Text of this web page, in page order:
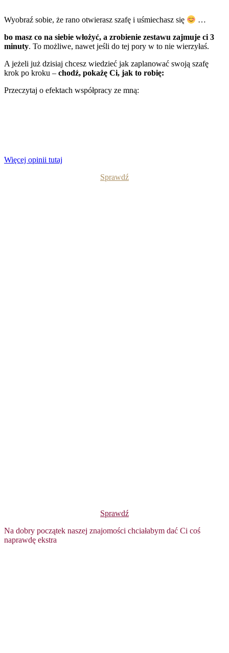
Wyobraź sobie, że rano otwierasz szafę i uśmiechasz się
…
bo masz co na siebie włożyć, a zrobienie zestawu zajmuje ci 3
minuty. To możliwe, nawet jeśli do tej pory w to nie wierzyłaś.
A jeżeli już dzisiaj chcesz wiedzieć jak zaplanować swoją szafę
krok po kroku – chodź, pokażę Ci, jak to robię:
Przeczytaj o efektach współpracy ze mną:
Więcej opinii tutaj
Sprawdź
Sprawdź
Na dobry początek naszej znajomości chciałabym dać Ci coś
naprawdę ekstra